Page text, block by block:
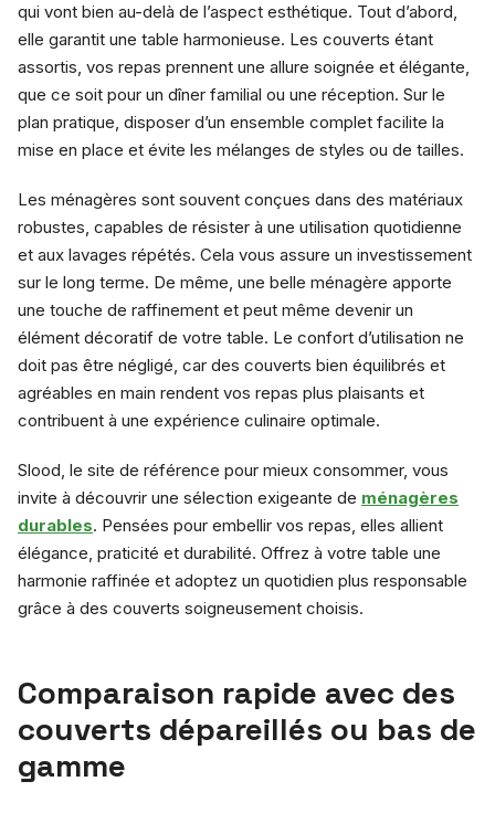
qui vont bien au-delà de l’aspect esthétique. Tout d’abord,
elle garantit une table harmonieuse. Les couverts étant
assortis, vos repas prennent une allure soignée et élégante,
que ce soit pour un dîner familial ou une réception. Sur le
plan pratique, disposer d’un ensemble complet facilite la
mise en place et évite les mélanges de styles ou de tailles.
Les ménagères sont souvent conçues dans des matériaux
robustes, capables de résister à une utilisation quotidienne
et aux lavages répétés. Cela vous assure un investissement
sur le long terme. De même, une belle ménagère apporte
une touche de raffinement et peut même devenir un
élément décoratif de votre table. Le confort d’utilisation ne
doit pas être négligé, car des couverts bien équilibrés et
agréables en main rendent vos repas plus plaisants et
contribuent à une expérience culinaire optimale.
Slood, le site de référence pour mieux consommer, vous
invite à découvrir une sélection exigeante de ménagères
durables. Pensées pour embellir vos repas, elles allient
élégance, praticité et durabilité. Offrez à votre table une
harmonie raffinée et adoptez un quotidien plus responsable
grâce à des couverts soigneusement choisis.
Comparaison rapide avec des
couverts dépareillés ou bas de
gamme